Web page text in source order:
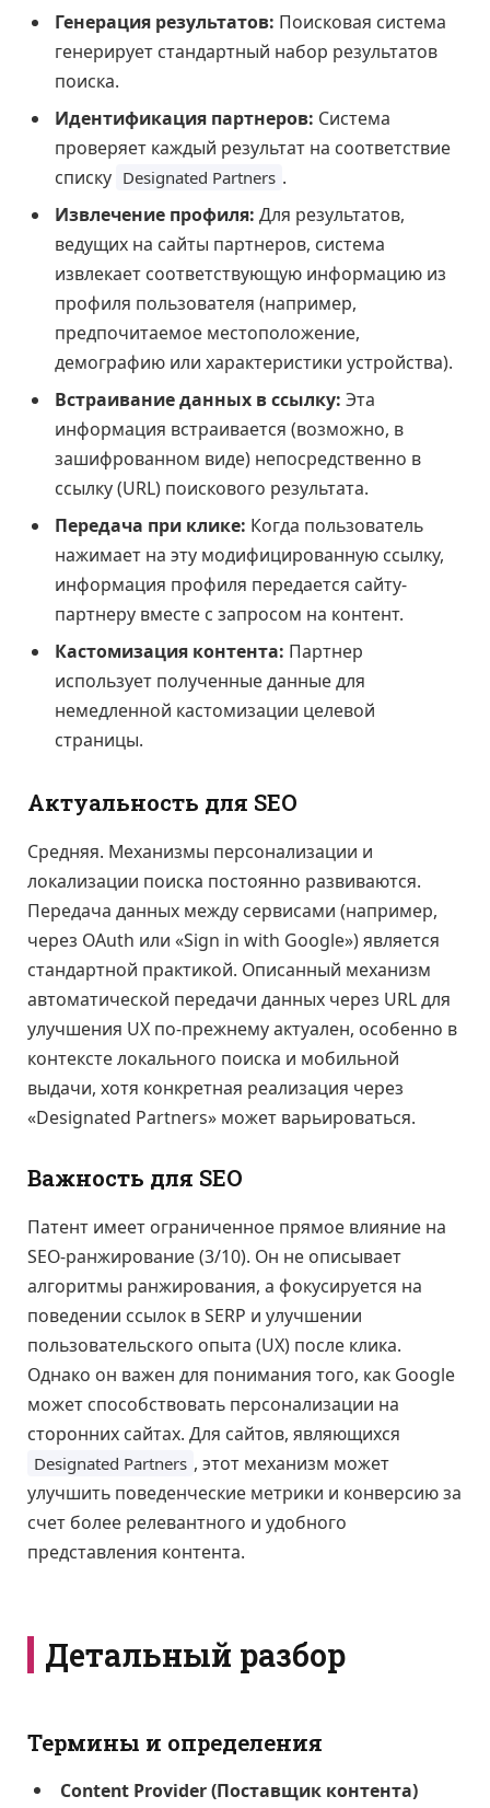
Генерация результатов: Поисковая система
генерирует стандартный набор результатов
поиска.
Идентификация партнеров: Система
проверяет каждый результат на соответствие
списку Designated Partners .
Извлечение профиля: Для результатов,
ведущих на сайты партнеров, система
извлекает соответствующую информацию из
профиля пользователя (например,
предпочитаемое местоположение,
демографию или характеристики устройства).
Встраивание данных в ссылку: Эта
информация встраивается (возможно, в
зашифрованном виде) непосредственно в
ссылку (URL) поискового результата.
Передача при клике: Когда пользователь
нажимает на эту модифицированную ссылку,
информация профиля передается сайту-
партнеру вместе с запросом на контент.
Кастомизация контента: Партнер
использует полученные данные для
немедленной кастомизации целевой
страницы.
Актуальность для SEO
Средняя. Механизмы персонализации и
локализации поиска постоянно развиваются.
Передача данных между сервисами (например,
через OAuth или «Sign in with Google») является
стандартной практикой. Описанный механизм
автоматической передачи данных через URL для
улучшения UX по-прежнему актуален, особенно в
контексте локального поиска и мобильной
выдачи, хотя конкретная реализация через
«Designated Partners» может варьироваться.
Важность для SEO
Патент имеет ограниченное прямое влияние на
SEO-ранжирование (3/10). Он не описывает
алгоритмы ранжирования, а фокусируется на
поведении ссылок в SERP и улучшении
пользовательского опыта (UX) после клика.
Однако он важен для понимания того, как Google
может способствовать персонализации на
сторонних сайтах. Для сайтов, являющихся
Designated Partners , этот механизм может
улучшить поведенческие метрики и конверсию за
счет более релевантного и удобного
представления контента.
Детальный разбор
Термины и определения
Content Provider (Поставщик контента)